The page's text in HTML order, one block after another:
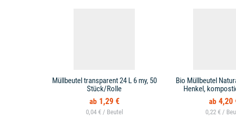
Müllbeutel transparent 24 L 6 my, 50
Stück/Rolle
1,29 €
0,04 € /
Bio Müllbeutel
Henkel,
4,20
0,22 € /